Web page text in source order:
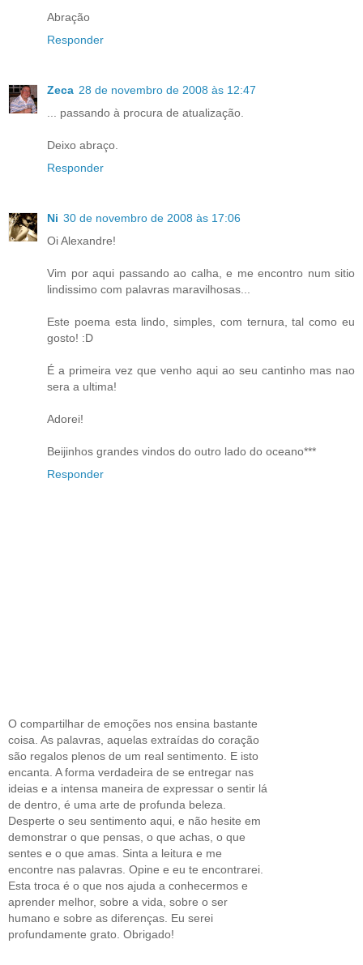
Abração
Responder
Zeca 28 de novembro de 2008 às 12:47
... passando à procura de atualização.
Deixo abraço.
Responder
Ni 30 de novembro de 2008 às 17:06
Oi Alexandre!
Vim por aqui passando ao calha, e me encontro num sitio
lindissimo com palavras maravilhosas...
Este poema esta lindo, simples, com ternura, tal como eu
gosto! :D
É a primeira vez que venho aqui ao seu cantinho mas nao
sera a ultima!
Adorei!
Beijinhos grandes vindos do outro lado do oceano***
Responder
O compartilhar de emoções nos ensina bastante
coisa. As palavras, aquelas extraídas do coração
são regalos plenos de um real sentimento. E isto
encanta. A forma verdadeira de se entregar nas
ideias e a intensa maneira de expressar o sentir lá
de dentro, é uma arte de profunda beleza.
Desperte o seu sentimento aqui, e não hesite em
demonstrar o que pensas, o que achas, o que
sentes e o que amas. Sinta a leitura e me
encontre nas palavras. Opine e eu te encontrarei.
Esta troca é o que nos ajuda a conhecermos e
aprender melhor, sobre a vida, sobre o ser
humano e sobre as diferenças. Eu serei
profundamente grato. Obrigado!